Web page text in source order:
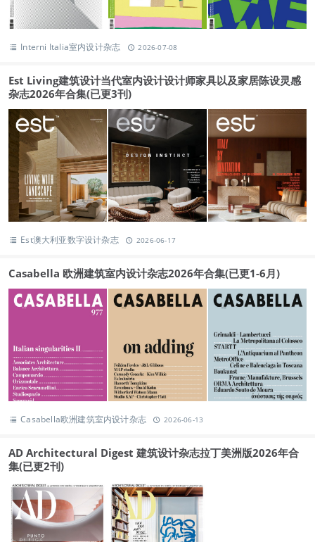
Interni Italia室内设计杂志 2026-07-08
Est Living建筑设计当代室内设计设计师家具以及家居陈设灵感
杂志2026年合集(已更3刊)
Est澳大利亚数字设计杂志 2026-06-17
Casabella 欧洲建筑室内设计杂志2026年合集(已更1-6月)
Casabella欧洲建筑室内设计杂志 2026-06-13
AD Architectural Digest 建筑设计杂志拉丁美洲版2026年合
集(已更2刊)